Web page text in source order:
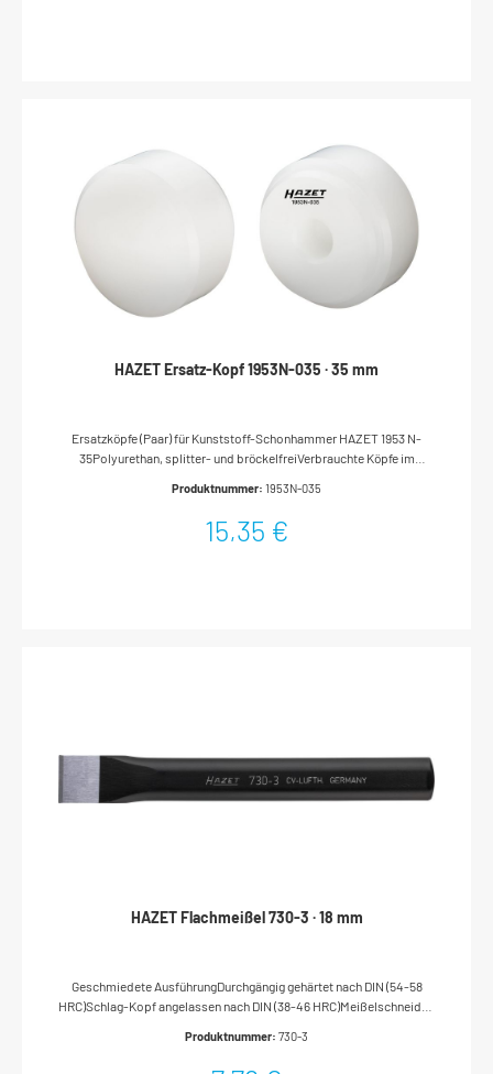
HAZET Ersatz-Kopf 1953N-035 · 35 mm
Ersatzköpfe (Paar) für Kunststoff-Schonhammer HAZET 1953 N-
35Polyurethan, splitter- und bröckelfreiVerbrauchte Köpfe im
auftreibenMade In GermanyDurchmesser: 35 mmNetto-Gewicht
Produktnummer: 1953N-035
15,35 €
HAZET Flachmeißel 730-3 · 18 mm
Geschmiedete AusführungDurchgängig gehärtet nach DIN (54-58
HRC)Schlag-Kopf angelassen nach DIN (38-46 HRC)Meißelschneiden
SchaftOberfläche: tauchlackiertDIN 6453Made In
Produktnummer: 730-3